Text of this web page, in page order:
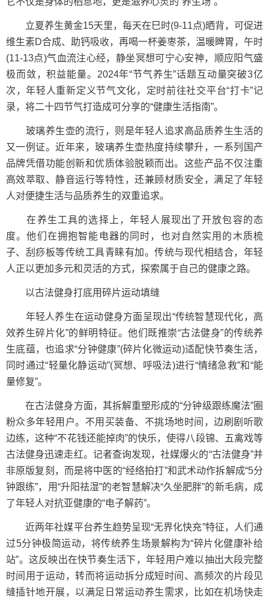
立夏养生黄金15天里，每天在巳时(9-11点)晒背，可促进
维生素D合成、助钙吸收，再喝一杯姜栆茶，温暖睥胃，午时
(11-13点)气血流注心经，静坐冥想可宁心安神，顺应阳气盛
极而敛，积益能量。2024年“节气养生”话题互动量突破3亿
次，年轻人重新定义节气文化，定时前往社交平台“打卡”记
录，将二十四节气打造成可分享的“健康生活指南”。
玻璃养生壶的流行，则是年轻人追求高品质养生生活的
又一例证。近年来，玻璃养生壶热度持续攀升，一系列国产
品牌凭借功能创新和优质体验脱颖而出。这些产品不仅注重
高效萃取、静音运行等特性，还兼顾材质安全，满足了年轻
人对便捷生活与品质养生的双重追求。
在养生工具的选择上，年轻人展现出了开放包容的态
度。他们在拥抱智能电器的同时，也对自然实用的木质梳
子、刮痧板等传统工具青睐有加。传统与现代相结合，年轻
人正以更加多元和灵活的方式，探索属于自己的健康之路。
以古法健身打底用碎片运动填缝
年轻人养生在运动健身方面呈现出“传统智慧现代化，高
效养生碎片化”的鲜明特征。他们既推崇“古法健身”的传统养
生底蕴，也追求“分钟健康”(碎片化微运动)适配快节奏生活，
同时通过“轻量化静运动”(冥想、呼吸法)进行“情绪急救”和“能
量修复”。
在古法健身方面，其拆解重塑形成的“分钟级跟练魔法”圈
粉众多年轻用户。不用买装备、不挑场地时间，边刷剧听歌
边练，这种“不花钱还能掉肉”的快乐，使得八段锦、五禽戏等
古法健身迅速走红。记者查询发现，社媒爆火的“古法健身”并
非原版复刻，而是将中医的“经络拍打”和武术动作拆解成“5分
钟跟练”，用“升阳祛湿”的老智慧解决“久坐肥胖”的新毛病，成
了年轻人对抗亚健康的“电子解药”。
近两年社媒平台养生趋势呈现“无界化快充”特征，人们通
过5分钟极简运动，将传统养生场景解构为“碎片化健康补给
站”。这反映出在快节奏生活下，年轻用户难以抽出大段完整
时间用于运动，转而将运动拆分成短时间、高频次的片段见
缝插针地开展，以满足日常运动养生需求，比如在机场快走